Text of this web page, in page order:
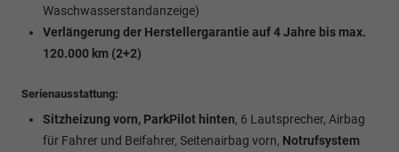
Waschwasserstandanzeige)
Verlängerung der Herstellergarantie auf 4 Jahre bis max.
120.000 km (2+2)
Serienausstattung:
Sitzheizung vorn, ParkPilot hinten, 6 Lautsprecher, Airbag
für Fahrer und Beifahrer, Seitenairbag vorn, Notrufsystem